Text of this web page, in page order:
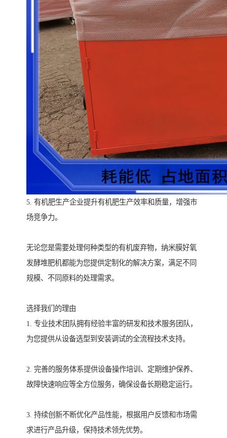
5. 有机肥生产企业提升有机肥生产效率和质量，增强市
场竞争力。
无论您是需要处理何种类型的有机废弃物，纳米膜好氧
发酵堆肥机都能为您提供定制化的解决方案，满足不同
规模、不同原料的处理需求。
选择我们的理由
1. 专业技术团队拥有经验丰富的研发和技术服务团队，
为您提供从设备选型到安装调试的全流程技术支持。
2. 完善的服务体系提供设备操作培训、定期维护保养、
故障快速响应等全方位服务，确保设备长期稳定运行。
3. 持续创新不断优化产品性能，根据用户反馈和市场需
求进行产品升级，保持技术领先优势。